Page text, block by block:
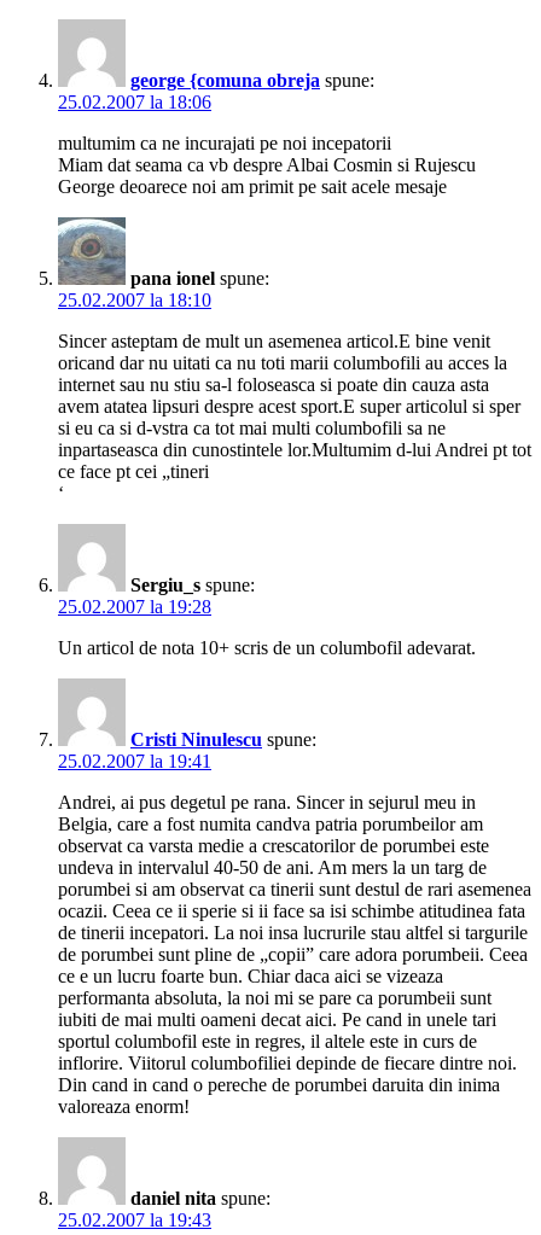
george {comuna obreja spune:
25.02.2007 la 18:06
multumim ca ne incurajati pe noi incepatorii
Miam dat seama ca vb despre Albai Cosmin si Rujescu
George deoarece noi am primit pe sait acele mesaje
pana ionel spune:
25.02.2007 la 18:10
Sincer asteptam de mult un asemenea articol.E bine venit
oricand dar nu uitati ca nu toti marii columbofili au acces la
internet sau nu stiu sa-l foloseasca si poate din cauza asta
avem atatea lipsuri despre acest sport.E super articolul si sper
si eu ca si d-vstra ca tot mai multi columbofili sa ne
inpartaseasca din cunostintele lor.Multumim d-lui Andrei pt tot
ce face pt cei „tineri
‘
Sergiu_s spune:
25.02.2007 la 19:28
Un articol de nota 10+ scris de un columbofil adevarat.
Cristi Ninulescu spune:
25.02.2007 la 19:41
Andrei, ai pus degetul pe rana. Sincer in sejurul meu in
Belgia, care a fost numita candva patria porumbeilor am
observat ca varsta medie a crescatorilor de porumbei este
undeva in intervalul 40-50 de ani. Am mers la un targ de
porumbei si am observat ca tinerii sunt destul de rari asemenea
ocazii. Ceea ce ii sperie si ii face sa isi schimbe atitudinea fata
de tinerii incepatori. La noi insa lucrurile stau altfel si targurile
de porumbei sunt pline de „copii” care adora porumbeii. Ceea
ce e un lucru foarte bun. Chiar daca aici se vizeaza
performanta absoluta, la noi mi se pare ca porumbeii sunt
iubiti de mai multi oameni decat aici. Pe cand in unele tari
sportul columbofil este in regres, il altele este in curs de
inflorire. Viitorul columbofiliei depinde de fiecare dintre noi.
Din cand in cand o pereche de porumbei daruita din inima
valoreaza enorm!
daniel nita spune:
25.02.2007 la 19:43